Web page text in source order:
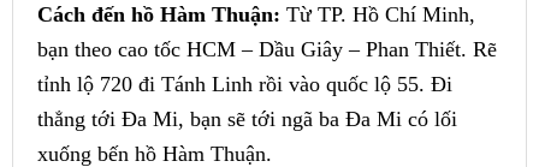
Cách đến hồ Hàm Thuận: Từ TP. Hồ Chí Minh,
bạn theo cao tốc HCM – Dầu Giây – Phan Thiết. Rẽ
tỉnh lộ 720 đi Tánh Linh rồi vào quốc lộ 55. Đi
thẳng tới Đa Mi, bạn sẽ tới ngã ba Đa Mi có lối
xuống bến hồ Hàm Thuận.